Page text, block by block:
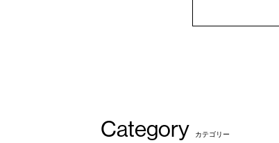
Category カテゴリー